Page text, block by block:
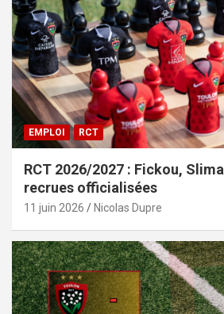
EMPLOI RCT
RCT 2026/2027 : Fickou,
recrues officialisées
11 juin 2026 Nicolas Dupre